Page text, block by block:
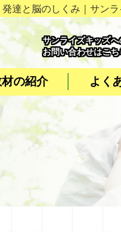
達と脳のしくみ｜サン
サンライズキッズ
お問い合わせはこ
の紹介 よく